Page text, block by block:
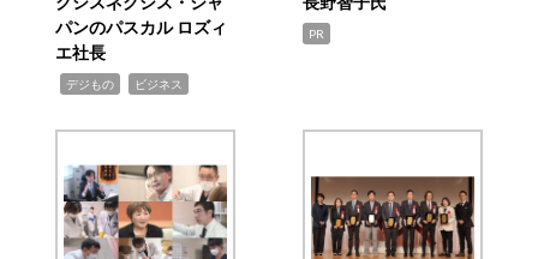
パンのパスカル ロズィ
エ社長
デジもの ビジネス
PR